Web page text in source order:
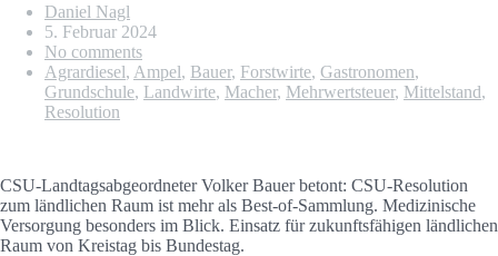
Daniel Nagl
5. Februar 2024
No comments
Agrardiesel, Ampel, Bauer, Forstwirte, Gastronomen,
Grundschule, Landwirte, Macher, Mehrwertsteuer, Mittelstand,
Resolution
CSU-Landtagsabgeordneter Volker Bauer betont: CSU-Resolution
zum ländlichen Raum ist mehr als Best-of-Sammlung. Medizinische
Versorgung besonders im Blick. Einsatz für zukunftsfähigen ländlichen
Raum von Kreistag bis Bundestag.